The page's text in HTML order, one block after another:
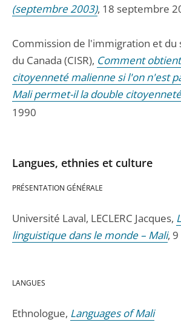
(septembre 2003), 18 septembre
Commission de l'immigration et du
du Canada (CISR), Comment
citoyenneté malienne si l'on n'est
Mali permet-il la double
1990
Langues, ethnies et culture
PRÉSENTATION GÉNÉRALE
Université Laval, LECLERC Jacques,
linguistique dans le monde – Mali,
LANGUES
Ethnologue, Languages of Mali